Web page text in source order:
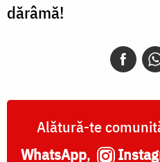
dărâmă!
Alătură-te
WhatsApp,